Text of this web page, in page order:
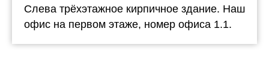
Слева трёхэтажное кирпичное здание. Наш
офис на первом этаже, номер офиса 1.1.